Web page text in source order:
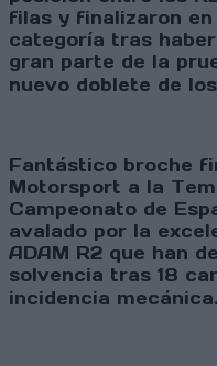
filas y finalizaron en
categoría tras
gran parte de la
nuevo doblete de los
Fantástico broche
Motorsport a la
Campeonato de
avalado por la
ADAM R2 que han
solvencia tras 18
incidencia